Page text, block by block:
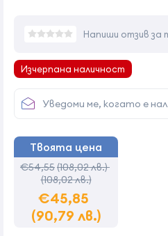
Напиши отзив за
Изчерпана наличност
Уведоми ме, когато е
Твоята цена
€54,55(108,02 лв.)
(108,02 лв.)
€45,85
(90,79 лв.)